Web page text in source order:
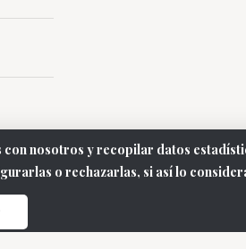
nosotros y recopilar datos
o rechazarlas, si así lo